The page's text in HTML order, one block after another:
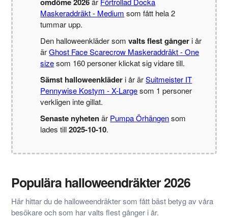
Maskeraddräkt - Medium som fått hela 2
tummar upp.
Den halloweenkläder somvalts flest gångeri år
ärGhost Face Scarecrow Maskeraddräkt - One
sizesom 160 personer klickat sig vidare till.
Sämst halloweenkläderi år ärSuitmeister IT
Pennywise Kostym - X-Largesom 1 personer
verkligen inte gillat.
Senaste nyhetenär Pumpa Örhängensom
lades till2025-10-10.
Populära halloweendräkter 2026
Här hittar du de halloweendräkter som fått bäst betyg av våra
besökare och som har valts flest gånger i år.